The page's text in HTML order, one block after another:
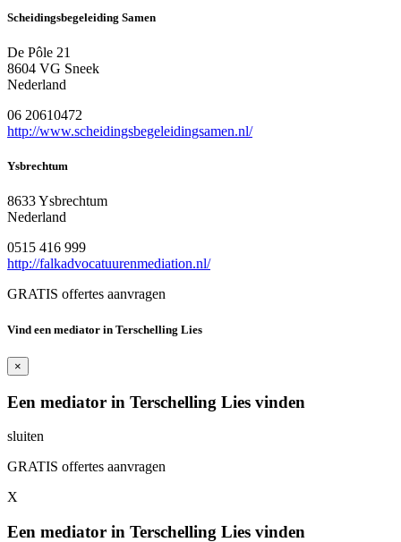
Scheidingsbegeleiding Samen
De Pôle 21
8604 VG Sneek
Nederland
06 20610472
http://www.scheidingsbegeleidingsamen.nl/
Ysbrechtum
8633 Ysbrechtum
Nederland
0515 416 999
http://falkadvocatuurenmediation.nl/
GRATIS offertes aanvragen
Vind een mediator in Terschelling Lies
×
Een mediator in Terschelling Lies vinden
sluiten
GRATIS offertes aanvragen
X
Een mediator in Terschelling Lies vinden